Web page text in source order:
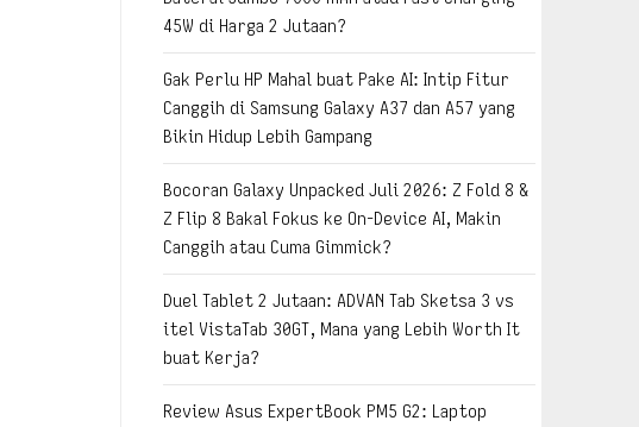
45W di Harga 2 Jutaan?
Gak Perlu HP Mahal buat Pake AI: Intip Fitur
Canggih di Samsung Galaxy A37 dan A57 yang
Bikin Hidup Lebih Gampang
Bocoran Galaxy Unpacked Juli 2026: Z Fold 8 &
Z Flip 8 Bakal Fokus ke On-Device AI, Makin
Canggih atau Cuma Gimmick?
Duel Tablet 2 Jutaan: ADVAN Tab Sketsa 3 vs
itel VistaTab 30GT, Mana yang Lebih Worth It
buat Kerja?
Review Asus ExpertBook PM5 G2: Laptop